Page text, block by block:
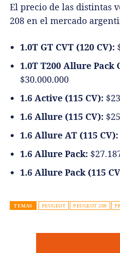
El precio de las distintas
208 en el mercado
1.0T GT CVT (120 CV):
1.0T T200 Allure Pack
$30.000.000
1.6 Active (115 CV):
1.6 Allure (115 CV):
1.6 Allure AT (115 CV):
1.6 Allure Pack:
1.6 Allure Pack (115
TEMAS PEUGEOT PEUGEOT 208